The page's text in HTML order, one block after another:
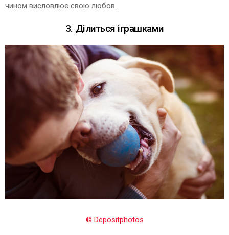
чином висловлює свою любов.
3. Ділиться іграшками
© Depositphotos